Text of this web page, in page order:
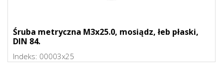
Śruba metryczna M3x25.0, mosiądz, łeb płaski,
DIN 84.
Indeks: 00003x25